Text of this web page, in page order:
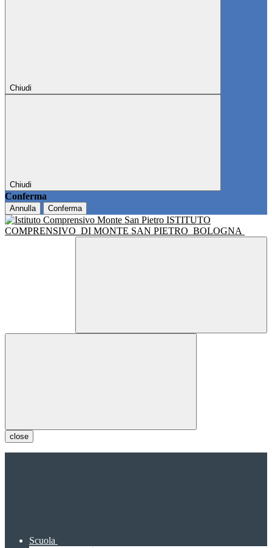
Chiudi
Chiudi
Conferma
Annulla Conferma
ISTITUTO
COMPRENSIVO DI MONTE SAN PIETRO BOLOGNA
close
Scuola